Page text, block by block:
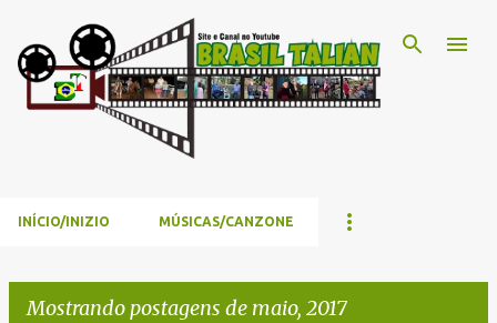
Pular para o conteúdo principal
INÍCIO/INIZIO MÚSICAS/CANZONE
Mostrando postagens de maio, 2017